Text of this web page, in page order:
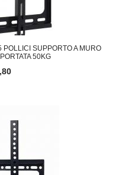
POLLICI SUPPORTO A MURO
50KG